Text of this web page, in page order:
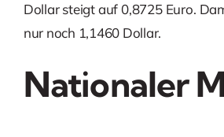
Dollar steigt auf 0,8725 Euro.
nur noch 1,1460 Dollar.
Nationaler